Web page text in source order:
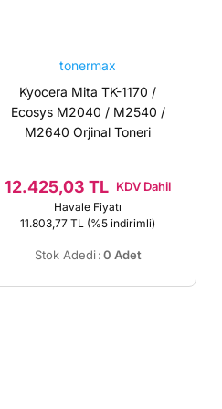
tonermax
Kyocera Mita TK-1170 /
Ecosys M2040 / M2540 /
M2640 Orjinal Toneri
12.425,03 TL KDV Dahil
Havale Fiyatı
11.803,77 TL (%5 indirimli)
Stok Adedi :0 Adet